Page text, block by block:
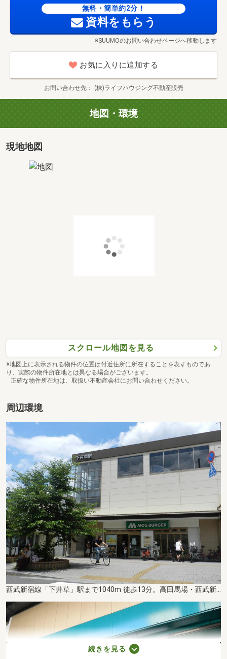
◆物件見学と周辺環境ご案内（30分～）
◆しっかり建物説明つき物件見学（30分～）
◆他物件のご紹介（15分～）
◆資金計画のご相談（30分～）
●WEBから見学予約
ご希望があれば、「その他ご要望」欄にご記入いただきま
●お電話から見学予約
フリーダイヤル0120-220-513から、ご予約ください。
無料・簡単約2分！
資料をもらう
※SUUMOのお問い合わせページへ移動します
お気に入りに追加する
お問い合わせ先 (株)ライフハウジング不動産販売
地図・環境
現地地図
スクロール地図を見る
※地図上に表示される物件の位置は付近住所に所在することを表すものであ
り、実際の物件所在地とは異なる場合がございます。
正確な物件所在地は、取扱い不動産会社にお問い合わせください。
周辺環境
西武新宿線「下井草」駅まで1040m 徒歩13分。高田馬場・西武新宿方面、所沢・本川越方面へアクセスできます。駅周辺には商店街やスーパー、ドラッグストアなどが点在しており、買い物に便利です。
続きを見る